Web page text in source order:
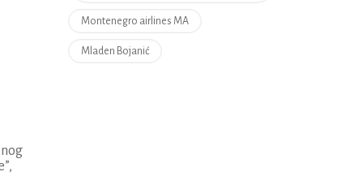
Montenegro airlines MA
Mladen Bojanić